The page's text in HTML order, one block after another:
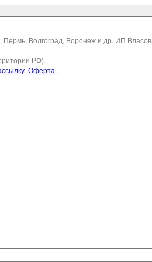
Пермь, Волгоград, Воронеж и др. ИП
РФ).
. Оферта.